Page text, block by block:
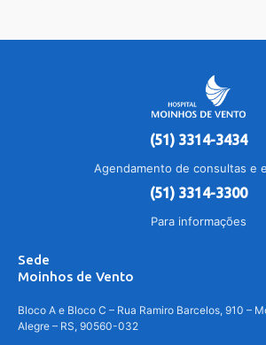
(51) 3314-3434
Agendamento de consultas e
(51) 3314-3300
Para informações
Sede
Moinhos de Vento
Bloco A e Bloco C – Rua Ramiro Barcelos, 910 –
Alegre – RS, 90560-032